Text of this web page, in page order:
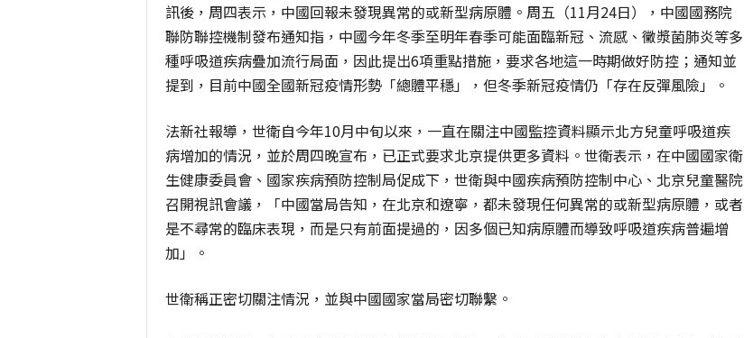
訊後，周四表示，中國回報未發現異常的或新型病原體。周五（11月24日），中國國務院
聯防聯控機制發布通知指，中國今年冬季至明年春季可能面臨新冠、流感、黴漿菌肺炎等多
種呼吸道疾病疊加流行局面，因此提出6項重點措施，要求各地這一時期做好防控；通知並
提到，目前中國全國新冠疫情形勢「總體平穩」，但冬季新冠疫情仍「存在反彈風險」。
法新社報導，世衛自今年10月中旬以來，一直在關注中國監控資料顯示北方兒童呼吸道疾
病增加的情況，並於周四晚宣布，已正式要求北京提供更多資料。世衛表示，在中國國家衛
生健康委員會、國家疾病預防控制局促成下，世衛與中國疾病預防控制中心、北京兒童醫院
召開視訊會議，「中國當局告知，在北京和遼寧，都未發現任何異常的或新型病原體，或者
是不尋常的臨床表現，而是只有前面提過的，因多個已知病原體而導致呼吸道疾病普遍增
加」。
世衛稱正密切關注情況，並與中國國家當局密切聯繫。